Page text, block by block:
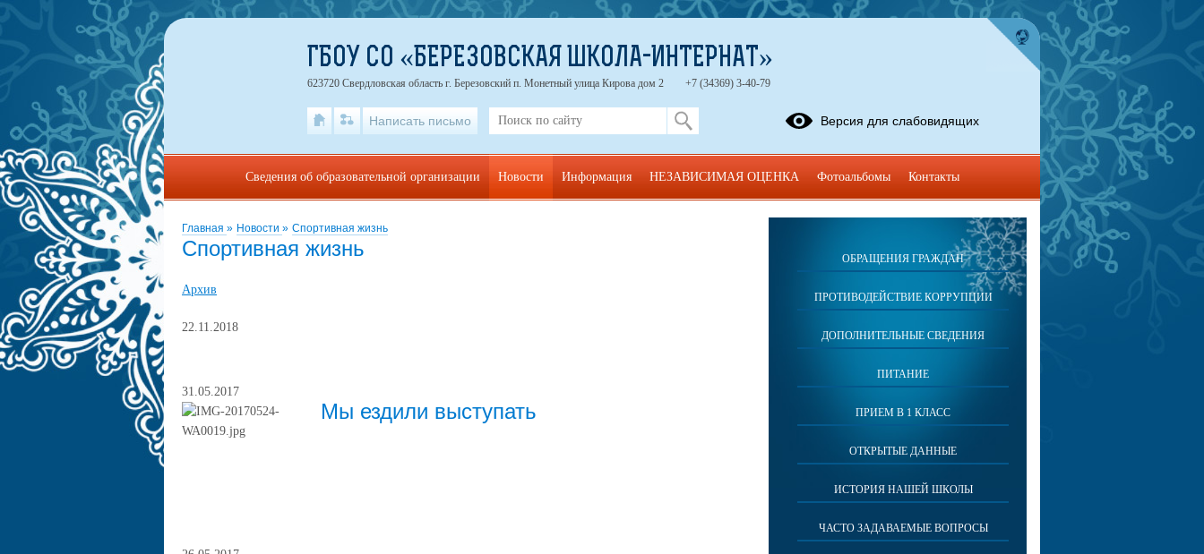
Главная » Новости » Спортивная жизнь
Спортивная жизнь
Архив
22.11.2018
31.05.2017
Мы ездили выступать
ОБРАЩЕНИЯ ГРАЖДАН
ПРОТИВОДЕЙСТВИЕ КОРРУПЦИИ
ДОПОЛНИТЕЛЬНЫЕ СВЕДЕНИЯ
ПИТАНИЕ
ПРИЕМ В 1 КЛАСС
ОТКРЫТЫЕ ДАННЫЕ
ИСТОРИЯ НАШЕЙ ШКОЛЫ
ЧАСТО ЗАДАВАЕМЫЕ ВОПРОСЫ
ГБОУ СО «БЕРЕЗОВСКАЯ ШКОЛА-ИНТЕРНАТ»
623720 Свердловская область г. Березовский п. Монетный улица Кирова дом 2 +7 (34369) 3-40-79
Написать письмо Версия для слабовидящих
Сведения об образовательной организации Новости Информация НЕЗАВИСИМАЯ ОЦЕНКА Фотоальбомы Контакты